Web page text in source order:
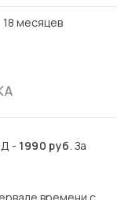
18 месяцев
- 1990 руб. За